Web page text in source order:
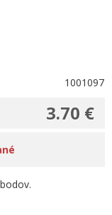
1001097
3.70 €